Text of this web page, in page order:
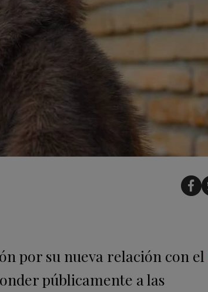
por su nueva relación con el
públicamente a las